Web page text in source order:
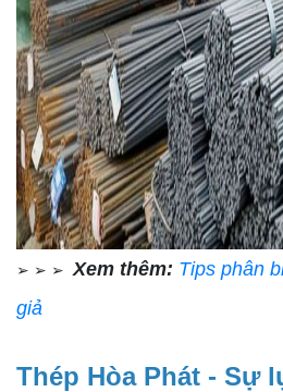
➢ ➢ ➢ Xem thêm: Tips phân
giả
Thép Hòa Phát - Sự